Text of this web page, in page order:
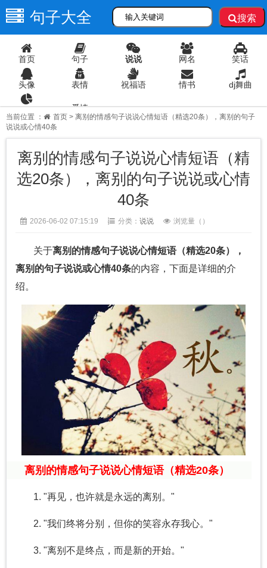
句子大全 搜索
首页 句子 说说 网名 笑话
头像 表情 祝福语 情书 dj舞曲
爱情
当前位置 ： 首页 > 离别的情感句子说说心情短语（精选20条），离别的句子
说说或心情40条
离别的情感句子说说心情短语（精
选20条），离别的句子说说或心情
40条
2026-06-02 07:15:19 分类： 说说 浏览量（ ）
关于离别的情感句子说说心情短语（精选20条），
离别的句子说说或心情40条的内容，下面是详细的介
绍。
离别的情感句子说说心情短语（精选20条）
1. "再见，也许就是永远的离别。"
2. "我们终将分别，但你的笑容永存我心。"
3. "离别不是终点，而是新的开始。"